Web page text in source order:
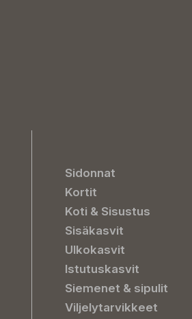
Sidonnat
Kortit
Koti & Sisustus
Sisäkasvit
Ulkokasvit
Istutuskasvit
Siemenet & sipulit
Viljelytarvikkeet